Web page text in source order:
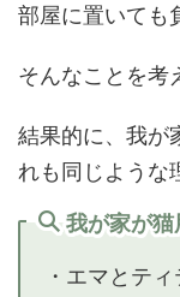
部屋に置いても
そんなことを考
結果的に、我が
れも同じような
我が家が
・エマとテ